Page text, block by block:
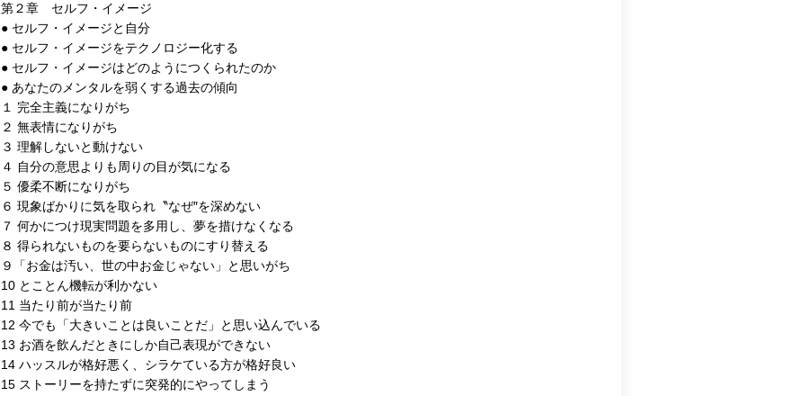
第２章 セルフ・イメージ
● セルフ・イメージと自分
● セルフ・イメージをテクノロジー化する
● セルフ・イメージはどのようにつくられたのか
● あなたのメンタルを弱くする過去の傾向
１ 完全主義になりがち
２ 無表情になりがち
３ 理解しないと動けない
４ 自分の意思よりも周りの目が気になる
５ 優柔不断になりがち
６ 現象ばかりに気を取られ〝なぜ″を深めない
７ 何かにつけ現実問題を多用し、夢を措けなくなる
８ 得られないものを要らないものにすり替える
９「お金は汚い、世の中お金じゃない」と思いがち
10 とことん機転が利かない
11 当たり前が当たり前
12 今でも「大きいことは良いことだ」と思い込んでいる
13 お酒を飲んだときにしか自己表現ができない
14 ハッスルが格好悪く、シラケている方が格好良い
15 ストーリーを持たずに突発的にやってしまう